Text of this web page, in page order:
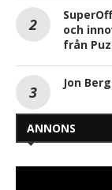
och
från
Jon
ANNONS